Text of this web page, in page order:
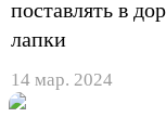
поставлять в
лапки
14 мар. 2024